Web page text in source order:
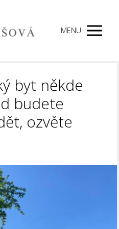
MENU
byt někde
budete
ozvěte